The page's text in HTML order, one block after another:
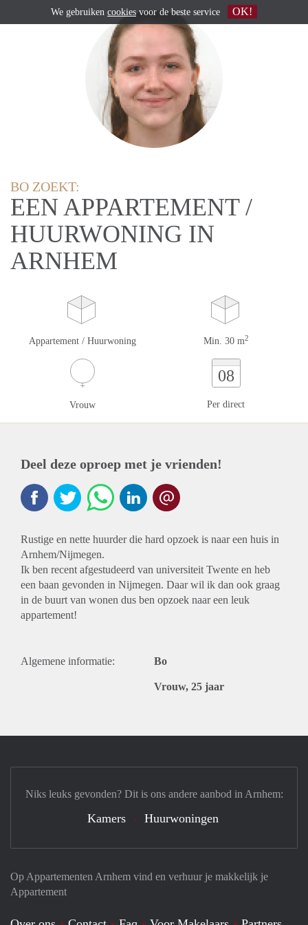
BO ZOEKT:
EEN APPARTEMENT /
HUURWONING IN
ARNHEM
Appartement / Huurwoning Min. 30 m2
Vrouw
08
Per direct
Deel deze oproep met je vrienden!
Rustige en nette huurder die hard opzoek is naar een huis in
Arnhem/Nijmegen.
Ik ben recent afgestudeerd van universiteit Twente en heb
een baan gevonden in Nijmegen. Daar wil ik dan ook graag
in de buurt van wonen dus ben opzoek naar een leuk
appartement!
Algemene informatie: Bo
Vrouw, 25 jaar
Op Appartementen Arnhem vind en verhuur je makkelijk je
Appartement
Niks leuks gevonden? Dit is ons andere aanbod in Arnhem:
Kamers Huurwoningen
We gebruiken cookies voor de beste service OK!